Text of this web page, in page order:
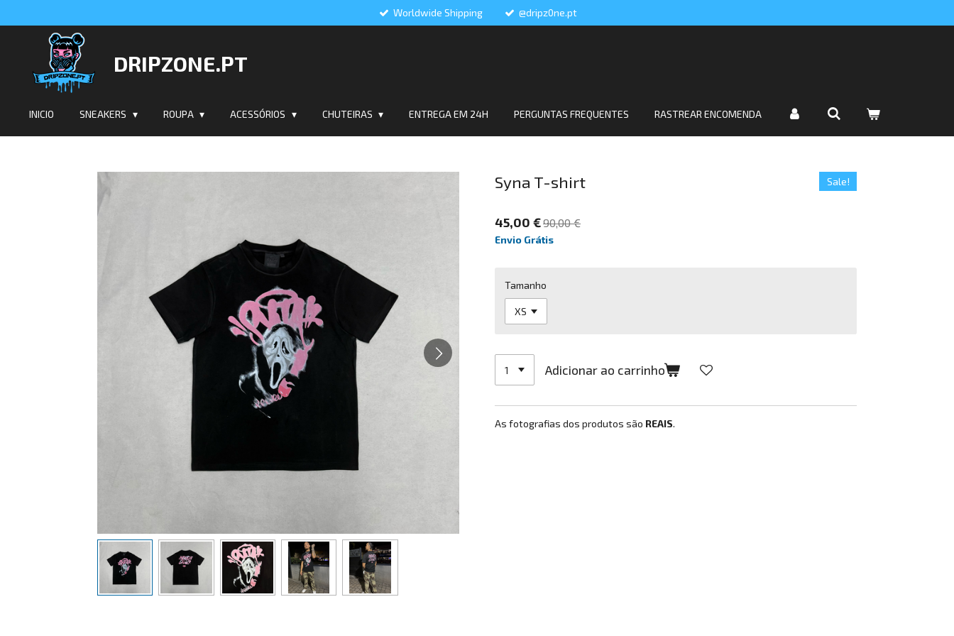
conteúdo
principal
Worldwide Shipping @dripz0ne.pt
DRIPZONE.PT
INICIO SNEAKERS ROUPA ACESSÓRIOS CHUTEIRAS ENTREGA EM 24H PERGUNTAS FREQUENTES RASTREAR ENCOMENDA
Syna T-shirt Sale!
45,00 €90,00 €
Envio Grátis
Tamanho
Adicionar ao carrinho
As fotografias dos produtos são REAIS.